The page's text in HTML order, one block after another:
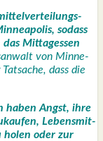
sodass
Mit­tag­essen
von Min­ne­
dass die
haben Angst, ihre
Lebens­mit­
holen oder zur